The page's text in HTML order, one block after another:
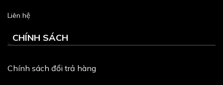
Liên hệ
CHÍNH SÁCH
Chính sách đổi trả hàng